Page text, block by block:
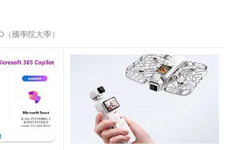
（國學院大學）